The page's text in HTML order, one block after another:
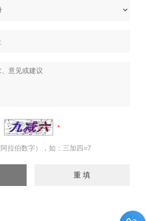
拉伯数字），如：三加四=7